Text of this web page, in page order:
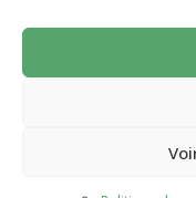
La ferme